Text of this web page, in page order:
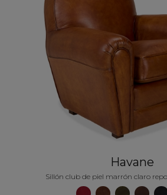
Havane
Sillón club de piel marrón claro